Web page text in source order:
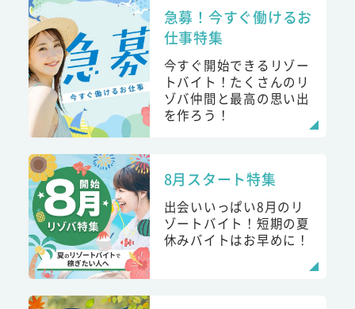
急募！今すぐ働けるお
仕事特集
今すぐ開始できるリゾー
トバイト！たくさんのリ
ゾバ仲間と最高の思い出
を作ろう！
8月スタート特集
出会いいっぱい8月のリ
ゾートバイト！短期の夏
休みバイトはお早めに！